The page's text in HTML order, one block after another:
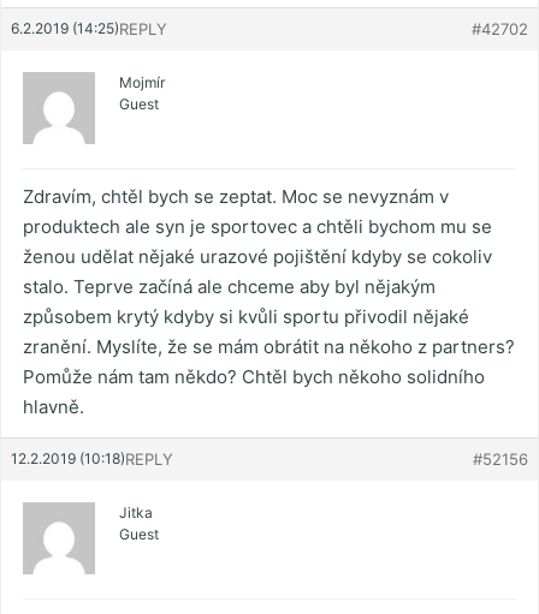
6.2.2019 (14:25) #42702
REPLY
Mojmír
Guest
Zdravím, chtěl bych se zeptat. Moc se nevyznám v
produktech ale syn je sportovec a chtěli bychom mu se
ženou udělat nějaké urazové pojištění kdyby se cokoliv
stalo. Teprve začíná ale chceme aby byl nějakým
způsobem krytý kdyby si kvůli sportu přivodil nějaké
zranění. Myslíte, že se mám obrátit na někoho z partners?
Pomůže nám tam někdo? Chtěl bych někoho solidního
hlavně.
12.2.2019 (10:18) #52156
REPLY
Jitka
Guest